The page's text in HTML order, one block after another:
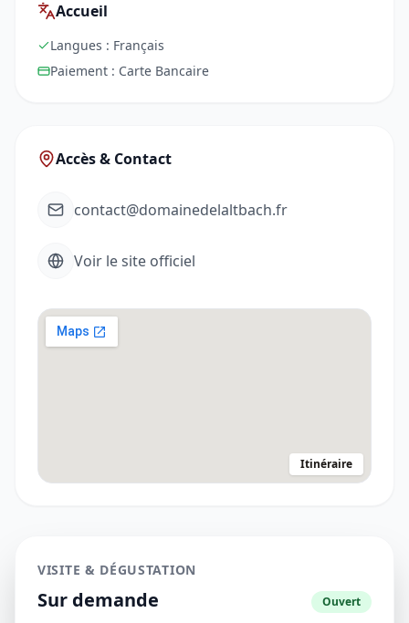
Accueil
Langues : Français
Paiement : Carte Bancaire
Accès & Contact
contact@domainedelaltbach.fr
Voir le site officiel
Itinéraire
VISITE & DÉGUSTATION
Sur demande Ouvert